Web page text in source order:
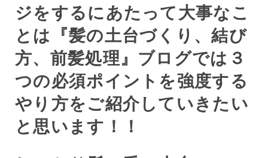
ジをするにあたって大事なこ
とは『髪の土台づくり、結び
方、前髪処理』ブログでは３
つの必須ポイントを強度する
やり方をご紹介していきたい
と思います！！